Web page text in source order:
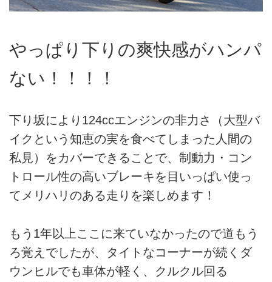
やっぱり下りの爽快感がハンパ
ない！！！！
下り坂により124ccエンジンの非力さ（大型バ
イクという知恵の実を食べてしまった人間の
私見）をカバーできることで、制動力・コン
トロール性の高いブレーキを目いっぱい使っ
てメリハリのある走りを楽しめます！
もう1年以上ここに来ていなかったので道もう
ろ覚えでしたが、タイトなコーナーが続くダ
ウンヒルでも車体が軽く、クルクル回る